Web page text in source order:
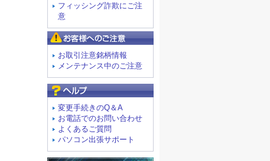
フィッシング詐欺にご注
意
お取引注意銘柄情報
メンテナンス中のご注意
変更手続きのQ＆A
お電話でのお問い合わせ
よくあるご質問
パソコン出張サポート